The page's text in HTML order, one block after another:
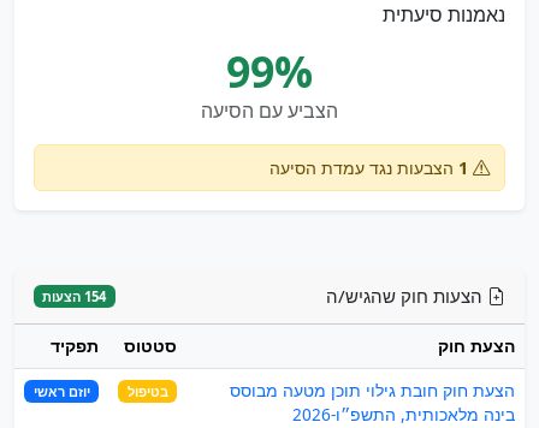
נאמנות סיעתית
99%
הצביע עם הסיעה
1 הצבעות נגד עמדת הסיעה
הצעות חוק שהגיש/ה 154 הצעות
הצעת חוק סטטוס
תפקיד
הצעת חוק חובת גילוי תוכן מטעה מבוסס
בינה מלאכותית, התשפ״ו-2026
בטיפול יוזם ראשי